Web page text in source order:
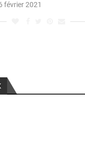
février 2021